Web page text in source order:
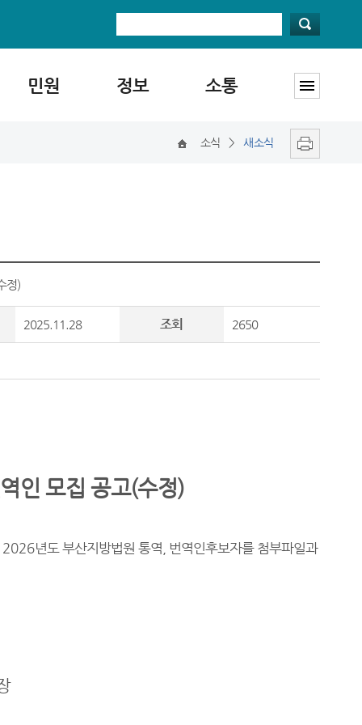
민원 정보 소통
소식 > 새소식
정)
2025.11.28 조회 2650
인 모집 공고(수정)
2026년도 부산지방법원 통역, 번역인후보자를 첨부파일과